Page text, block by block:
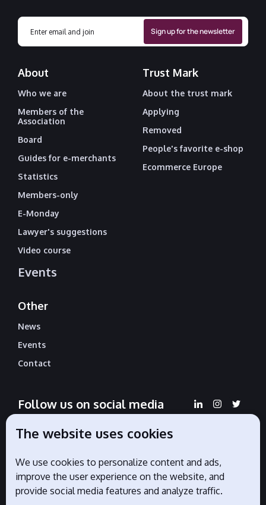
About
Who we are
Members of the
Association
Board
Guides for e-merchants
Statistics
Members-only
E-Monday
Lawyer's suggestions
Video course
Events
Trust Mark
About the trust mark
Applying
Removed
People's favorite e-shop
Ecommerce Europe
Other
News
Events
Contact
Follow us on social media
Official partners
The website uses cookies
We use cookies to personalize content and ads,
improve the user experience on the website, and
provide social media features and analyze traffic.